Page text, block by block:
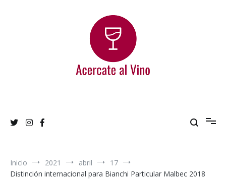
Inicio 2021 abril
17
Distinción internacional para Bianchi Particular Malbec 2018